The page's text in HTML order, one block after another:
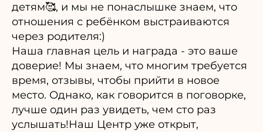
детям🥰, и мы не понаслышке знаем, что
отношения с ребёнком выстраиваются
через родителя:)
Наша главная цель и награда - это ваше
доверие! Мы знаем, что многим требуется
время, отзывы, чтобы прийти в новое
место. Однако, как говорится в поговорке,
лучше один раз увидеть, чем сто раз
услышать!Наш Центр уже открыт,